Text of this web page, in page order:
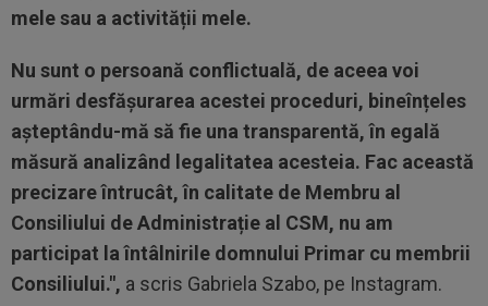
mele sau a activității mele.
Nu sunt o persoană conflictuală, de aceea voi
urmări desfășurarea acestei proceduri, bineînțeles
așteptându-mă să fie una transparentă, în egală
măsură analizând legalitatea acesteia. Fac această
precizare întrucât, în calitate de Membru al
Consiliului de Administrație al CSM, nu am
participat la întâlnirile domnului Primar cu membrii
Consiliului.", a scris Gabriela Szabo, pe Instagram.